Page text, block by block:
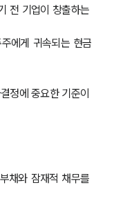
전 기업이 창출하는
에게 귀속되는 현금
정에 중요한 기준이
채와 잠재적 채무를